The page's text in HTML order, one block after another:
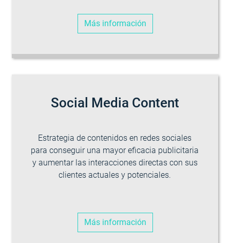
Más información
Social Media Content
Estrategia de contenidos en redes sociales
para conseguir una mayor eficacia publicitaria
y aumentar las interacciones directas con sus
clientes actuales y potenciales.
Más información